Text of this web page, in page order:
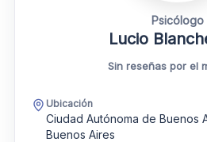
Psicólogo
Lucio
Sin reseñas por el
Ubicación
Ciudad Autónoma de Buenos
Buenos Aires